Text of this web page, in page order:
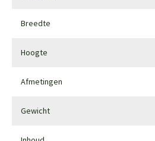
Breedte
Hoogte
Afmetingen
Gewicht